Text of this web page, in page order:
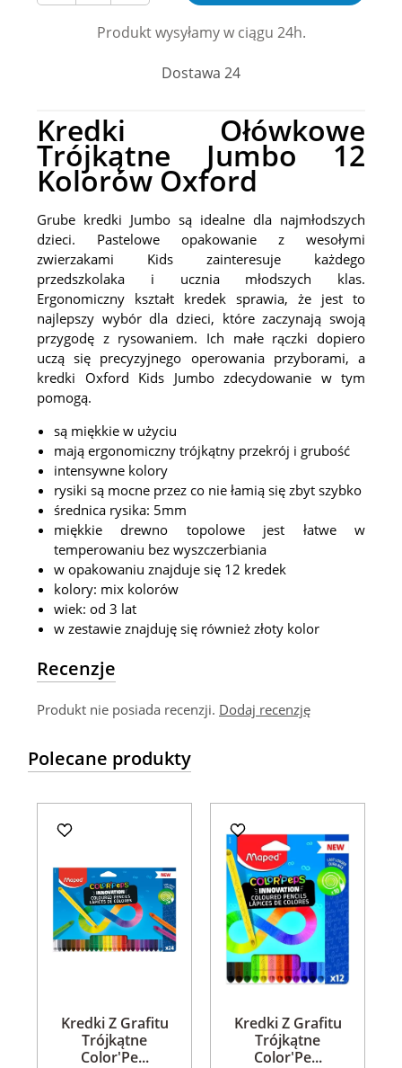
Produkt wysyłamy w ciągu 24h.
Dostawa 24
Kredki Ołówkowe
Trójkątne Jumbo 12
Kolorów Oxford
Grube kredki Jumbo są idealne dla najmłodszych
dzieci. Pastelowe opakowanie z wesołymi
zwierzakami Kids zainteresuje każdego
przedszkolaka i ucznia młodszych klas.
Ergonomiczny kształt kredek sprawia, że jest to
najlepszy wybór dla dzieci, które zaczynają swoją
przygodę z rysowaniem. Ich małe rączki dopiero
uczą się precyzyjnego operowania przyborami, a
kredki Oxford Kids Jumbo zdecydowanie w tym
pomogą.
są miękkie w użyciu
mają ergonomiczny trójkątny przekrój i grubość
intensywne kolory
rysiki są mocne przez co nie łamią się zbyt szybko
średnica rysika: 5mm
miękkie drewno topolowe jest łatwe w
temperowaniu bez wyszczerbiania
w opakowaniu znajduje się 12 kredek
kolory: mix kolorów
wiek: od 3 lat
w zestawie znajduję się również złoty kolor
Recenzje
Produkt nie posiada recenzji. Dodaj recenzję
Polecane produkty
Kredki Z Grafitu
Trójkątne
Color'Pe...
Kredki Z Grafitu
Trójkątne
Color'Pe...